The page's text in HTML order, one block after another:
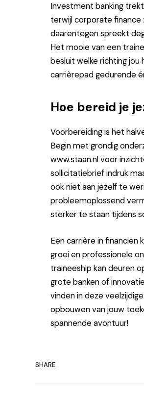
Investment banking
terwijl corporate finance
daarentegen spreekt
Het mooie van een
besluit welke richting
carrièrepad gedurende
Hoe bereid je
Voorbereiding is het
Begin met grondig
www.staan.nl voor
sollicitatiebrief indruk
ook niet aan jezelf te
probleemoplossend
sterker te staan tijdens
Een carrière in financiën
groei en professionele
traineeship kan deuren
grote banken of
vinden in deze
opbouwen van jouw
spannende avontuur!
SHARE.